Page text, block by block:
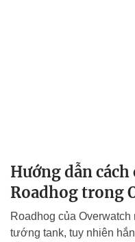
Hướng dẫn
Roadhog trong
Roadhog của
tướng tank, tuy nhiên